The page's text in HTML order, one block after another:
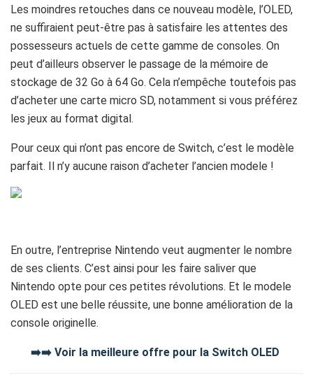
Les moindres retouches dans ce nouveau modèle, l’OLED,
ne suffiraient peut-être pas à satisfaire les attentes des
possesseurs actuels de cette gamme de consoles. On
peut d’ailleurs observer le passage de la mémoire de
stockage de 32 Go à 64 Go. Cela n’empêche toutefois pas
d’acheter une carte micro SD, notamment si vous préférez
les jeux au format digital.
Pour ceux qui n’ont pas encore de Switch, c’est le modèle
parfait. Il n’y aucune raison d’acheter l’ancien modele !
En outre, l’entreprise Nintendo veut augmenter le nombre
de ses clients. C’est ainsi pour les faire saliver que
Nintendo opte pour ces petites révolutions. Et le modele
OLED est une belle réussite, une bonne amélioration de la
console originelle.
➡️➡️ Voir la meilleure offre pour la Switch OLED